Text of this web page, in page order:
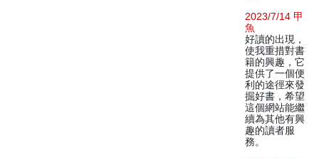
2023/7/14 甲
魚
好讀的出現，
使我重措對書
籍的興趣，它
提供了一個便
利的途徑來發
掘好書，希望
這個網站能繼
續為其他有興
趣的讀者服
務。